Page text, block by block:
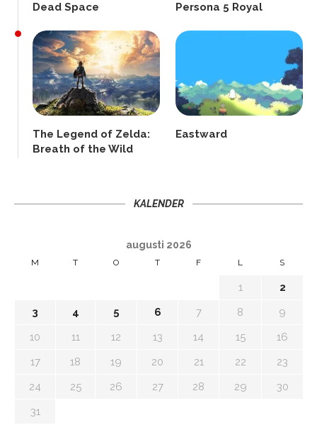
Dead Space Persona 5 Royal
The Legend of Zelda:
Breath of the Wild
Eastward
KALENDER
augusti 2026
M T O T F L S
1
2
3
4 5 6 7 8
9
10
11 12 13 14 15
16
17
18 19 20 21 22
23
24
25 26 27 28 29
30
31